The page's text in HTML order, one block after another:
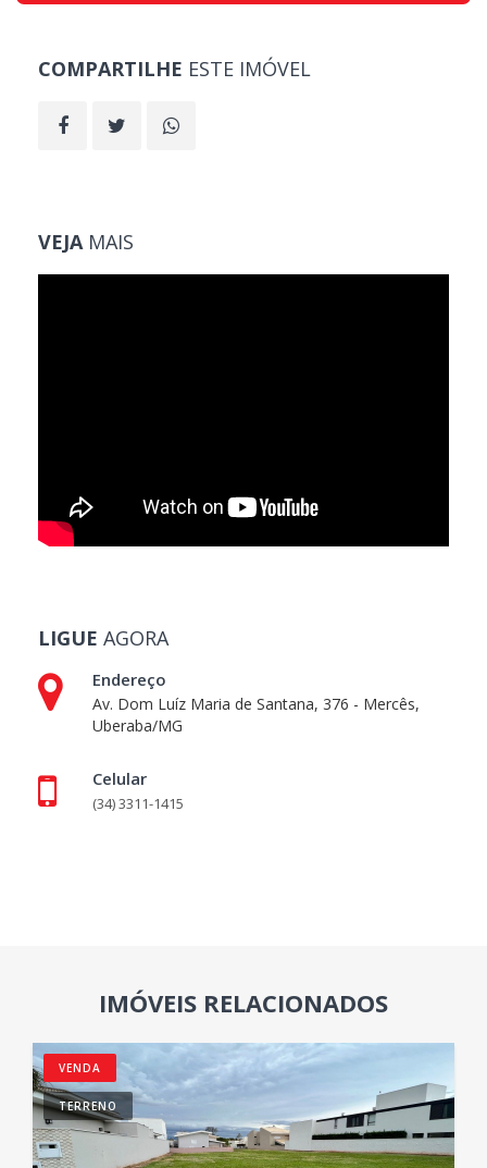
COMPARTILHE ESTE IMÓVEL
VEJA MAIS
LIGUE AGORA
Endereço
Av. Dom Luíz Maria de Santana, 376 - Mercês,
Uberaba/MG
Celular
(34) 3311-1415
IMÓVEIS RELACIONADOS
VENDA
TERRENO